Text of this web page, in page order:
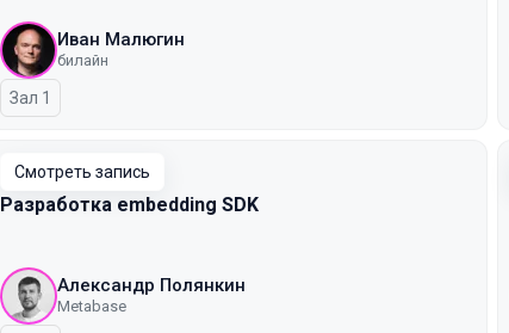
Иван Малюгин
билайн
Зал 1
Смотреть запись
Разработка embedding SDK
Александр Полянкин
Metabase